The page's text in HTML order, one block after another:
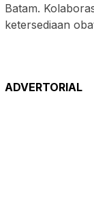
Batam.
ketersediaan
ADVERTORIAL